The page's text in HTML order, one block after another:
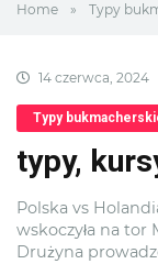
Home » Typy
14 czerwca, 2024
Typy
typy,
Polska vs
wskoczyła na
Drużyna